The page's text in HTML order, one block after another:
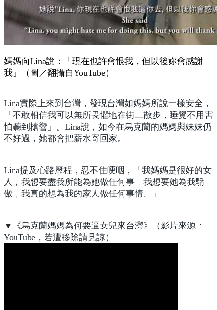
媽媽向Lina說：「現在也許會恨我，但以後妳會感謝
我」（圖／翻攝自YouTube）
Lina實際上來到台灣，發現台灣如媽媽所說一樣安全，
「不敢相信我可以無所畏懼地在街上散步，睡覺不用害
怕聽到槍響」。Lina說，如今在烏克蘭的媽媽與妹妹仍
不好過，她都會把薪水寄回家。
Lina提及心路歷程，忍不住哽咽，「我媽媽是很好的女
人，我想要盡我所能為她做任何事，我想要她為我驕
傲，我真的想為我的家人做任何事情。」
▼《烏克蘭媽媽為何要逼女兒來台灣》（影片來源：
YouTube，若遭移除請見諒）